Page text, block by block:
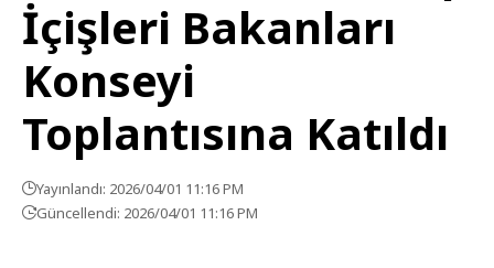
İçişleri Bakanları
Konseyi
Toplantısına Katıldı
Yayınlandı: 2026/04/01 11:16 PM
Güncellendi: 2026/04/01 11:16 PM